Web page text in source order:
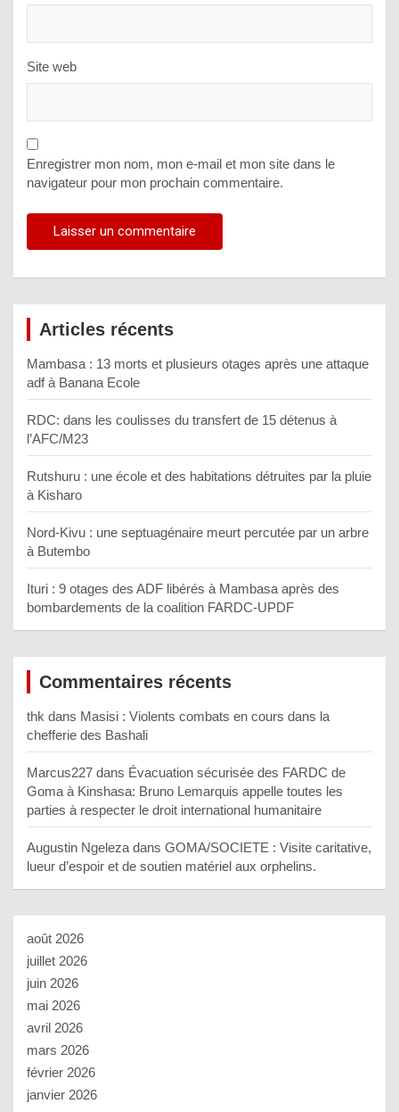
Site web
Enregistrer mon nom, mon e-mail et mon site dans le
navigateur pour mon prochain commentaire.
Articles récents
Mambasa : 13 morts et plusieurs otages après une attaque
adf à Banana Ecole
RDC: dans les coulisses du transfert de 15 détenus à
l’AFC/M23
Rutshuru : une école et des habitations détruites par la pluie
à Kisharo
Nord-Kivu : une septuagénaire meurt percutée par un arbre
à Butembo
Ituri : 9 otages des ADF libérés à Mambasa après des
bombardements de la coalition FARDC-UPDF
Commentaires récents
thk dans Masisi : Violents combats en cours dans la
chefferie des Bashali
Marcus227 dans Évacuation sécurisée des FARDC de
Goma à Kinshasa: Bruno Lemarquis appelle toutes les
parties à respecter le droit international humanitaire
Augustin Ngeleza dans GOMA/SOCIETE : Visite caritative,
lueur d’espoir et de soutien matériel aux orphelins.
août 2026
juillet 2026
juin 2026
mai 2026
avril 2026
mars 2026
février 2026
janvier 2026